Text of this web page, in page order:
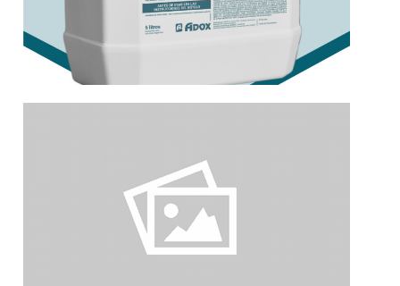
Productos para el Control de
Biofilm